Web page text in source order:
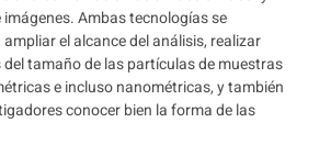
Ambas tecnologías se
el alcance del análisis, realizar
tamaño de las partículas de muestras
e incluso nanométricas, y también
conocer bien la forma de las